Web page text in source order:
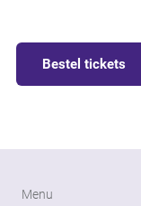
Bestel tickets
Menu